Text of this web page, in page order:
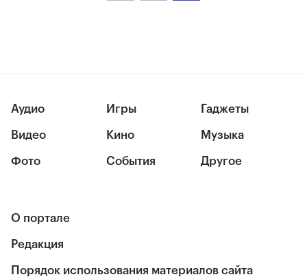
Аудио
Видео
Фото
Игры
Кино
События
Гаджеты
Музыка
Другое
О портале
Редакция
Порядок использования материалов сайта